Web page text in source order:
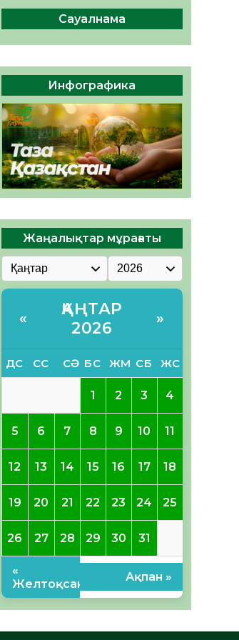
Руслан Рүстемұлы облыс
әкімінің кеңесшісі болып
тағайындалды
05.08.2026
43 0
Сауалнама
Инфографика
Жаңалықтар мұрағаты
«
ҚАҢТАР
2026
»
ДС СС СӘ БС ЖМ СБ ЖС
1 2 3 4
5 6 7 8 9 10 11
12 13 14 15 16 17 18
19 20 21 22 23 24 25
26 27 28 29 30 31
«
Желтоқсан
Ақпан »